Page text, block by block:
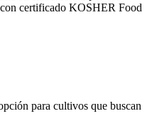
certificado KOSHER Food
para cultivos que buscan